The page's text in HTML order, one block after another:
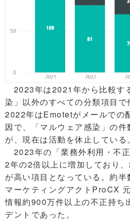
2023年は2021年から比較す
染」以外のすべての分類項目で
2022年はEmotetがメールでの
因で、「マルウェア感染」の
が、現在は活動を休止している。
2023年の「業務外利用・不
2年の2倍以上に増加しており
が高い項目となっている。約
マーケティングアクトProCX
情報約900万件以上の不正持ち
デントであった。